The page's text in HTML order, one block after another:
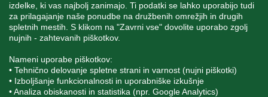
izdelke, ki vas najbolj zanimajo. Ti podatki se lahko uporabijo tudi
za prilagajanje naše ponudbe na družbenih omrežjih in drugih
spletnih mestih. S klikom na "Zavrni vse" dovolite uporabo zgolj
nujnih - zahtevanih piškotkov.
Nameni uporabe piškotkov:
• Tehnično delovanje spletne strani in varnost (nujni piškotki)
• Izboljšanje funkcionalnosti in uporabniške izkušnje
• Analiza obiskanosti in statistika (npr. Google Analytics)
SPREMLJAJTE NAS
Blatnica 8, 1236 Trzin